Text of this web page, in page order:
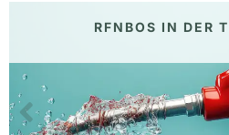
RFNBOS IN DER